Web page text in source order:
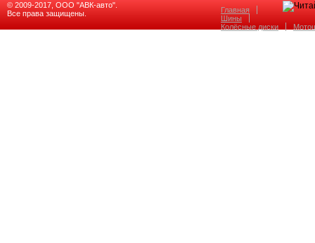
© 2009-2017, ООО "АВК-авто".
Все права защищены.
Главная
Шины
Колёсные диски